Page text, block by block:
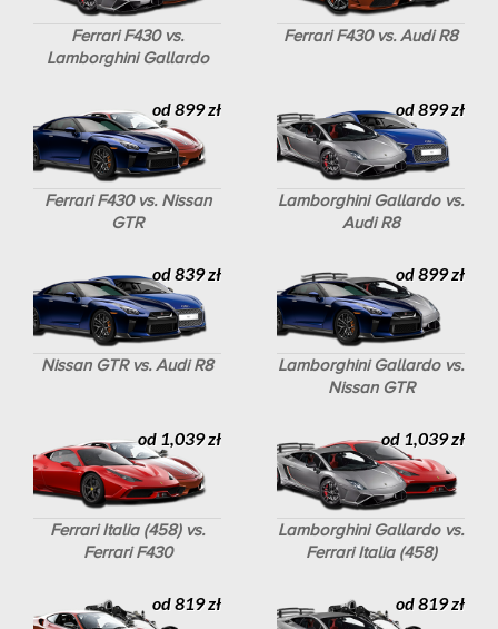
Ferrari F430 vs.
Lamborghini Gallardo
Ferrari F430 vs. Audi R8
Ferrari F430 vs. Nissan
GTR
od 899 zł
Lamborghini Gallardo vs.
Audi R8
od 899 zł
Nissan GTR vs. Audi R8
od 839 zł
Lamborghini Gallardo vs.
Nissan GTR
od 899 zł
Ferrari Italia (458) vs.
Ferrari F430
od 1,039 zł
Lamborghini Gallardo vs.
Ferrari Italia (458)
od 1,039 zł
od 819 zł od 819 zł